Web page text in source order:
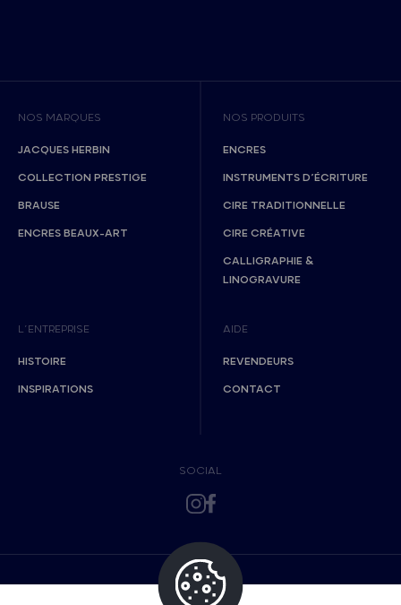
NOS MARQUES
JACQUES HERBIN
COLLECTION PRESTIGE
BRAUSE
ENCRES BEAUX-ART
NOS PRODUITS
ENCRES
INSTRUMENTS D’ÉCRITURE
CIRE TRADITIONNELLE
CIRE CRÉATIVE
CALLIGRAPHIE &
LINOGRAVURE
L’ENTREPRISE
HISTOIRE
INSPIRATIONS
AIDE
REVENDEURS
CONTACT
SOCIAL